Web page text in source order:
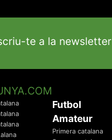
te a la newsletter
Futbol
Amateur
Primera catalana